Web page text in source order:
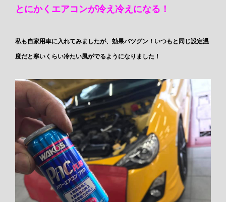
とにかくエアコンが冷え冷えになる！
私も自家用車に入れてみましたが、効果バツグン！いつもと同じ設定温
度だと寒いくらい冷たい風がでるようになりました！